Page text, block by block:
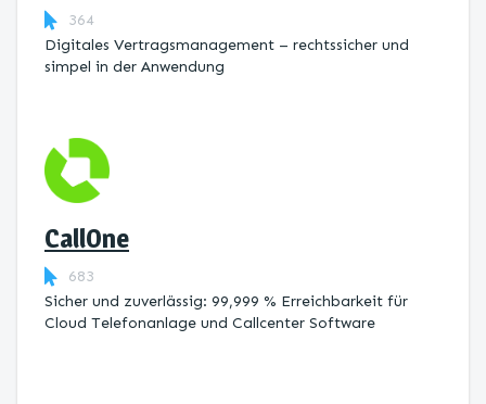
364
Digitales Vertragsmanagement – rechtssicher und
simpel in der Anwendung
CallOne
683
Sicher und zuverlässig: 99,999 % Erreichbarkeit für
Cloud Telefonanlage und Callcenter Software